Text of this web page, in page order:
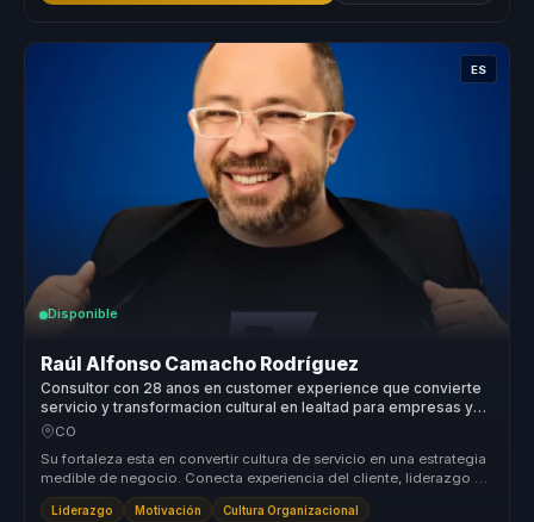
ES
Disponible
Raúl Alfonso Camacho Rodríguez
Consultor con 28 anos en customer experience que convierte
servicio y transformacion cultural en lealtad para empresas y
equipos.
CO
Su fortaleza esta en convertir cultura de servicio en una estrategia
medible de negocio. Conecta experiencia del cliente, liderazgo y
cli...
Liderazgo Motivación Cultura Organizacional